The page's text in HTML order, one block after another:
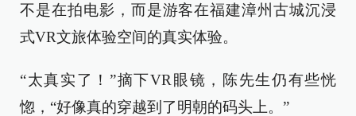
不是在拍电影，而是游客在福建漳州古城沉浸
式VR文旅体验空间的真实体验。
“太真实了！”摘下VR眼镜，陈先生仍有些恍
惚，“好像真的穿越到了明朝的码头上。”